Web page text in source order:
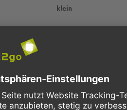
klein